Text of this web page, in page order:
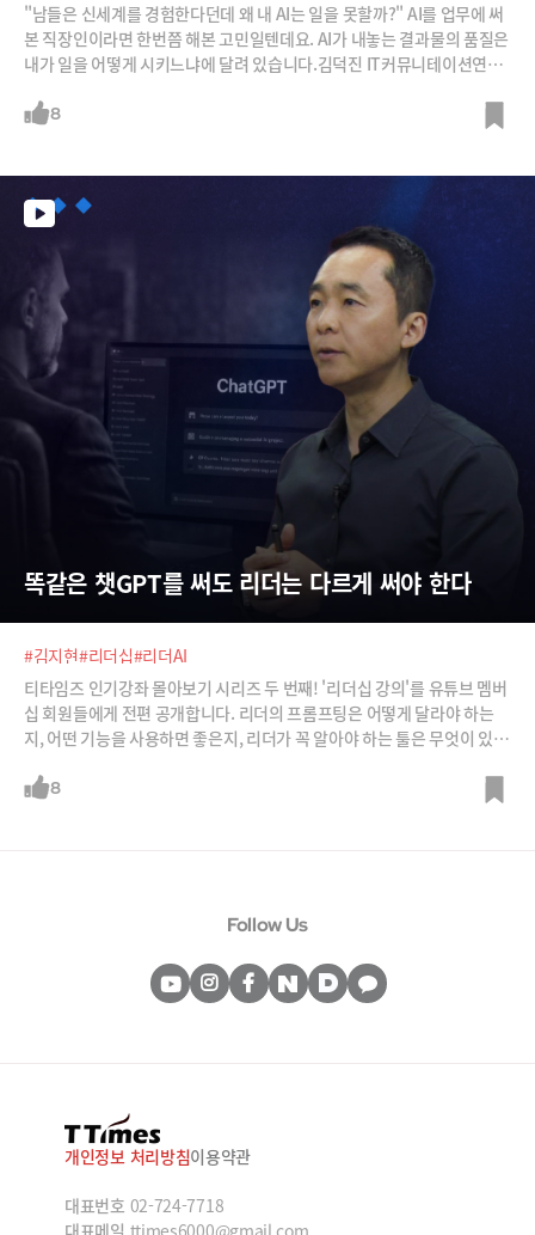
"남들은 신세계를 경험한다던데 왜 내 AI는 일을 못할까?" AI를 업무에 써
본 직장인이라면 한번쯤 해본 고민일텐데요. AI가 내놓는 결과물의 품질은
내가 일을 어떻게 시키느냐에 달려 있습니다.김덕진 IT커뮤니테이션연구
들의 AI 워크플로우 설계법을 알려드립니다. '워크플로우 혁신 프로젝트'
8
똑같은 챗GPT를 써도 리더는 다르게 써야 한다
#김지현#리더십#리더AI
티타임즈 인기강좌 몰아보기 시리즈 두 번째! '리더십 강의'를 유튜브 멤버
십 회원들에게 전편 공개합니다. 리더의 프롬프팅은 어떻게 달라야 하는
지, 어떤 기능을 사용하면 좋은지, 리더가 꼭 알아야 하는 툴은 무엇이 있는
정리했습니다.1강. 저는 구성원들과 이렇게 AI 사용합니다.2강. 중간관리
터분석하고 오류 확인하기7강. 리더의 AI활용법(실습포함) ⑤ 노트북LM,
냅킨AI, 헤이젠, 젠스파크8강. 리더의 AI리더십 ① 태스크별 어떤 툴을, 어
떻게 구성원들과 함께 쓸까?9강. 리더의 AI리더십 ② AI
8
Follow Us
개인정보 처리방침이용약관
대표번호 02-724-7718